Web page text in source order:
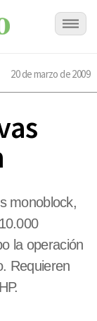
20 de marzo de 2009
monoblock,
la operación
Requieren